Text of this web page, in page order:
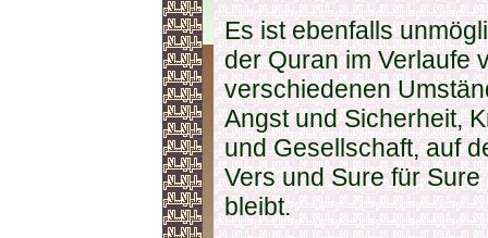
Es ist ebenfalls
der Quran im Verlaufe
verschiedenen
Angst und Sicherheit,
und Gesellschaft, auf
Vers und Sure für
bleibt.